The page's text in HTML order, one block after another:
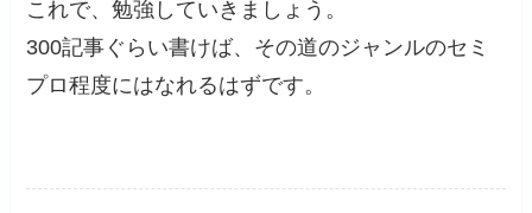
これで、勉強していきましょう。
300記事ぐらい書けば、その道のジャンルのセミ
プロ程度にはなれるはずです。